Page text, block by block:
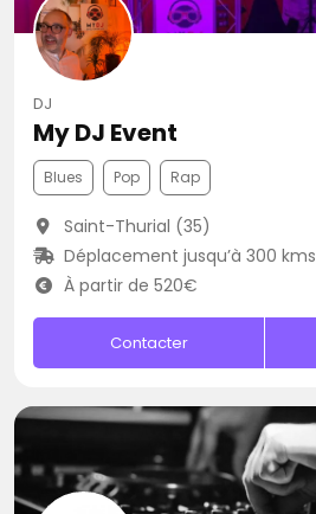
DJ
My DJ Event
Blues Pop Rap
Saint-Thurial (35)
Déplacement jusqu’à 300 kms
À partir de 520€
Contacter